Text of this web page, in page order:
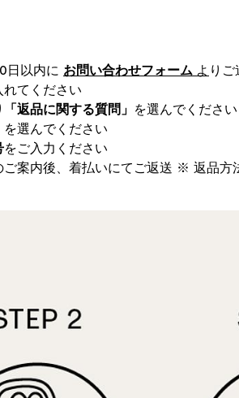
日以内に お問い合わせフォーム よ りご
れてください
「返品に関する質問」
を選んでください
を選んでください
をご入力ください
案内後、着払いにてご返送 ※ 返品方